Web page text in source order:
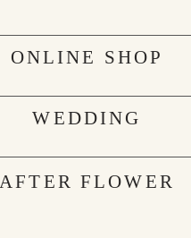
ONLINE SHOP
WEDDING
AFTER FLOWER